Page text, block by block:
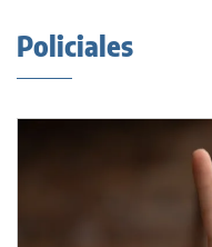
Policiales